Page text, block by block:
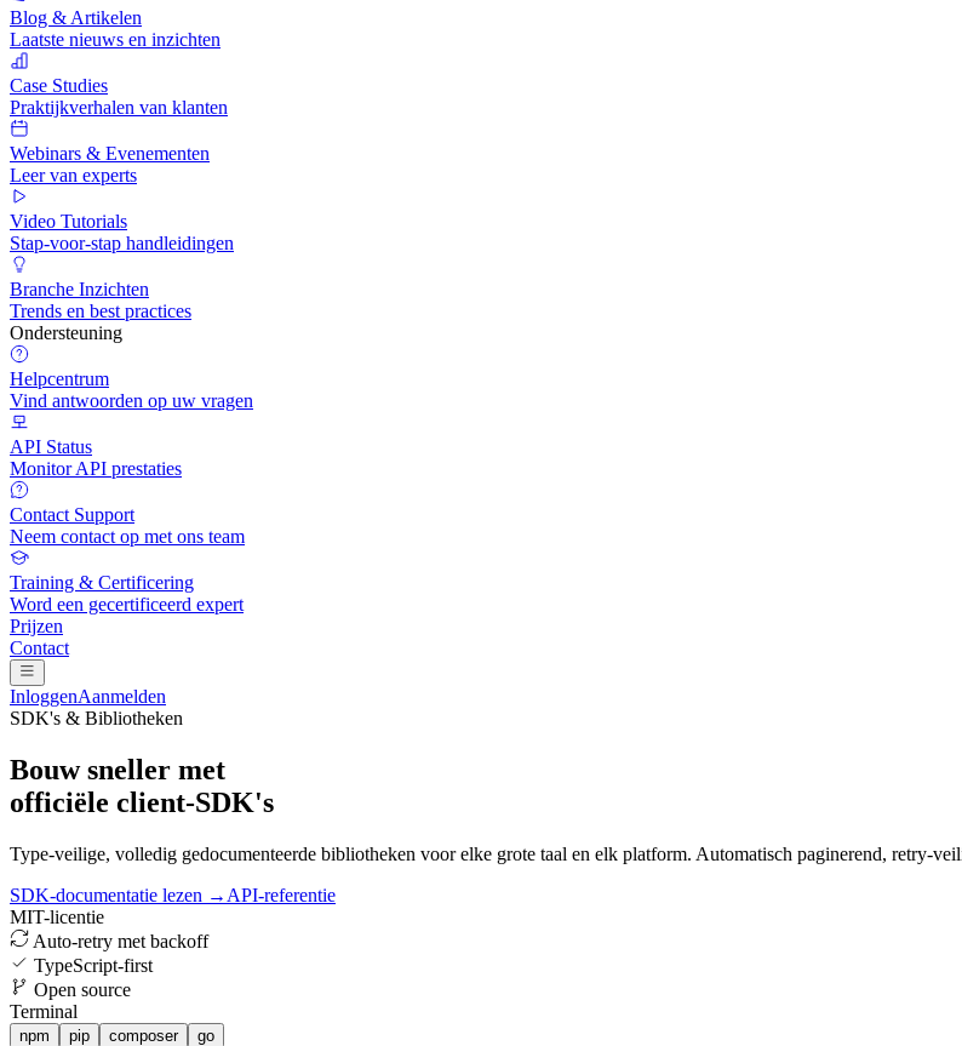
Blog & Artikelen
Laatste nieuws en inzichten
Case Studies
Praktijkverhalen van klanten
Webinars & Evenementen
Leer van experts
Video Tutorials
Stap-voor-stap handleidingen
Branche Inzichten
Trends en best practices
Ondersteuning
Helpcentrum
Vind antwoorden op uw vragen
API Status
Monitor API prestaties
Contact Support
Neem contact op met ons team
Training & Certificering
Word een gecertificeerd expert
Prijzen
Contact
InloggenAanmelden
SDK's & Bibliotheken
Bouw sneller met
officiële client-SDK's
Type-veilige, volledig gedocumenteerde bibliotheken voor elke grote taal en elk platform. Automatisch paginerend, retry-
SDK-documentatie lezen → API-referentie
MIT-licentie
Auto-retry met backoff
TypeScript-first
Open source
Terminal
npm pip composer go